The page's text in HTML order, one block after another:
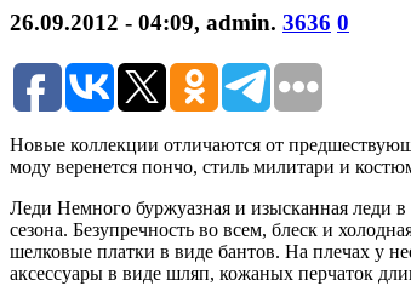
26.09.2012 - 04:09, admin. 3636 0
Новые коллекции отличаются от
моду веренется пончо, стиль милитари и
Леди Немного буржуазная и изысканная леди
сезона. Безупречность во всем, блеск и
шелковые платки в виде бантов. На плечах у
аксессуары в виде шляп, кожаных перчаток